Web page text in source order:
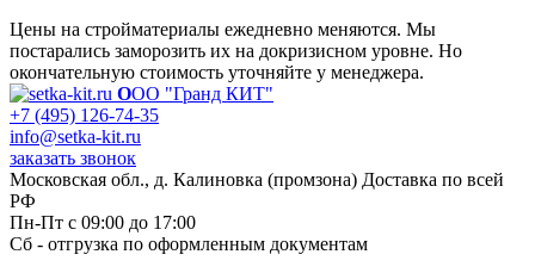
Цены на стройматериалы ежедневно меняются. Мы
постарались заморозить их на докризисном уровне. Но
окончательную стоимость уточняйте у менеджера.
ООО "Гранд КИТ"
+7 (495) 126-74-35
info@setka-kit.ru
заказать звонок
Московская обл., д. Калиновка (промзона) Доставка по всей
РФ
Пн-Пт с 09:00 до 17:00
Сб - отгрузка по оформленным документам